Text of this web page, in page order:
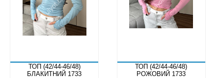
ТОП (42/44-46/48)
БЛАКИТНИЙ 1733
ТОП (42/44-46/48)
РОЖОВИЙ 1733